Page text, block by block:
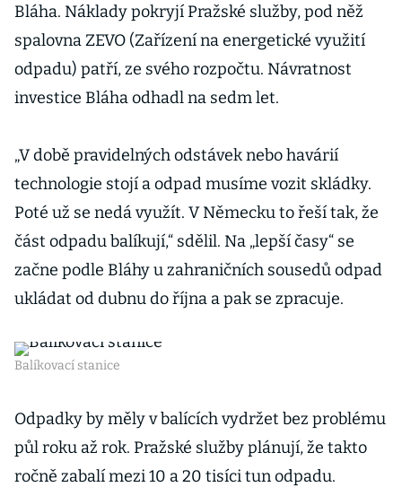
Bláha. Náklady pokryjí Pražské služby, pod něž
spalovna ZEVO (Zařízení na energetické využití
odpadu) patří, ze svého rozpočtu. Návratnost
investice Bláha odhadl na sedm let.
„V době pravidelných odstávek nebo havárií
technologie stojí a odpad musíme vozit skládky.
Poté už se nedá využít. V Německu to řeší tak, že
část odpadu balíkují,“ sdělil. Na „lepší časy“ se
začne podle Bláhy u zahraničních sousedů odpad
ukládat od dubnu do října a pak se zpracuje.
Balíkovací stanice
Odpadky by měly v balících vydržet bez problému
půl roku až rok. Pražské služby plánují, že takto
ročně zabalí mezi 10 a 20 tisíci tun odpadu.